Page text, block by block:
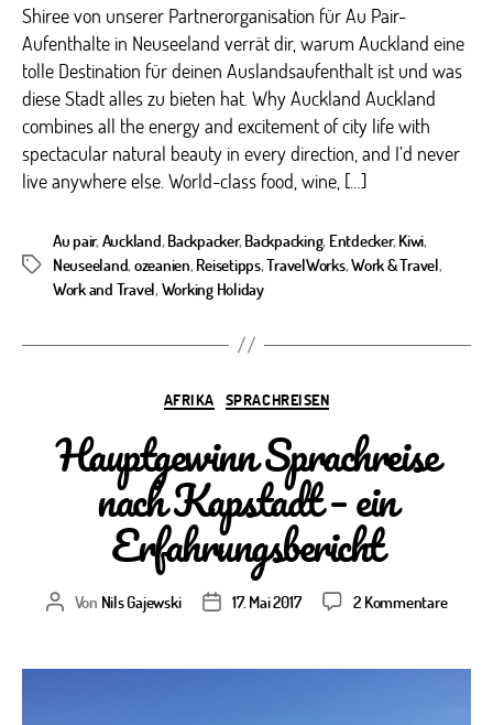
Shiree von unserer Partnerorganisation für Au Pair-
Aufenthalte in Neuseeland verrät dir, warum Auckland eine
tolle Destination für deinen Auslandsaufenthalt ist und was
diese Stadt alles zu bieten hat. Why Auckland Auckland
combines all the energy and excitement of city life with
spectacular natural beauty in every direction, and I’d never
live anywhere else. World-class food, wine, […]
Schlagwörter
Au pair, Auckland, Backpacker, Backpacking, Entdecker, Kiwi,
Neuseeland, ozeanien, Reisetipps,TravelWorks,Work & Travel,
Work and Travel, Working Holiday
Kategorien
AFRIKA SPRACHREISEN
Hauptgewinn Sprachreise
nach Kapstadt – ein
Erfahrungsbericht
Beitragsautor
Von Nils Gajewski Veröffentlichungsdatum
17. Mai 2017 2 Kommentarezu
nach